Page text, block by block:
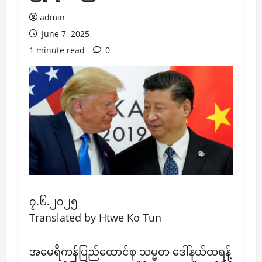
admin
June 7, 2025
1 minute read
0
၇.၆.၂၀၂၅
Translated by Htwe Ko Tun
အမေရိကန်ပြည်ထောင်စု သမ္မတ ဒေါ်နယ်ထရန့်